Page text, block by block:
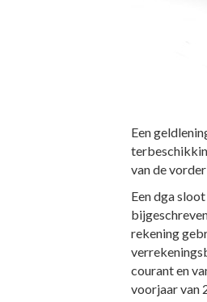
Een
van de
Een dga
rekening
courant en
voorjaar van